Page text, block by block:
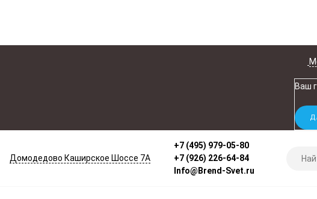
Ваш
Домодедово Каширское Шоссе 7А
+7 (495) 979-05-80
+7 (926) 226-64-84
Info@Brend-Svet.ru